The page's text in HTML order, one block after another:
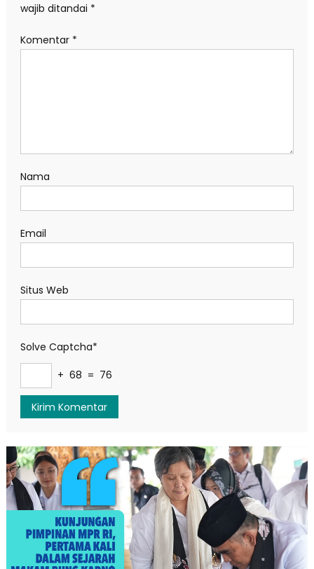
wajib ditandai *
Komentar *
Nama
Email
Situs Web
Solve Captcha*
+ 68 = 76